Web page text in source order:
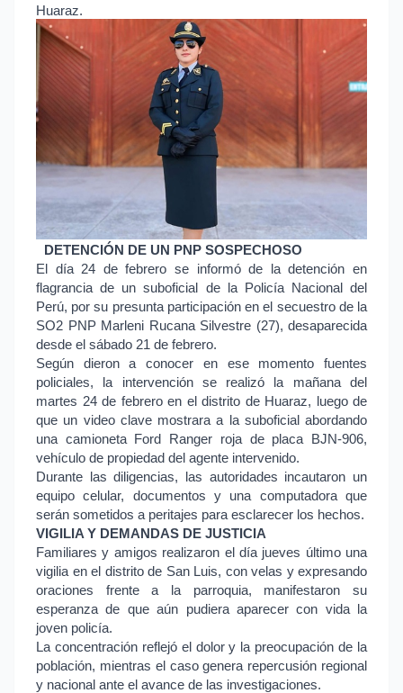
Huaraz.
DETENCIÓN DE UN PNP SOSPECHOSO
El día 24 de febrero se informó de la detención en
flagrancia de un suboficial de la Policía Nacional del
Perú, por su presunta participación en el secuestro de la
SO2 PNP Marleni Rucana Silvestre (27), desaparecida
desde el sábado 21 de febrero.
Según dieron a conocer en ese momento fuentes
policiales, la intervención se realizó la mañana del
martes 24 de febrero en el distrito de Huaraz, luego de
que un video clave mostrara a la suboficial abordando
una camioneta Ford Ranger roja de placa BJN-906,
vehículo de propiedad del agente intervenido.
Durante las diligencias, las autoridades incautaron un
equipo celular, documentos y una computadora que
serán sometidos a peritajes para esclarecer los hechos.
VIGILIA Y DEMANDAS DE JUSTICIA
Familiares y amigos realizaron el día jueves último una
vigilia en el distrito de San Luis, con velas y expresando
oraciones frente a la parroquia, manifestaron su
esperanza de que aún pudiera aparecer con vida la
joven policía.
La concentración reflejó el dolor y la preocupación de la
población, mientras el caso genera repercusión regional
y nacional ante el avance de las investigaciones.